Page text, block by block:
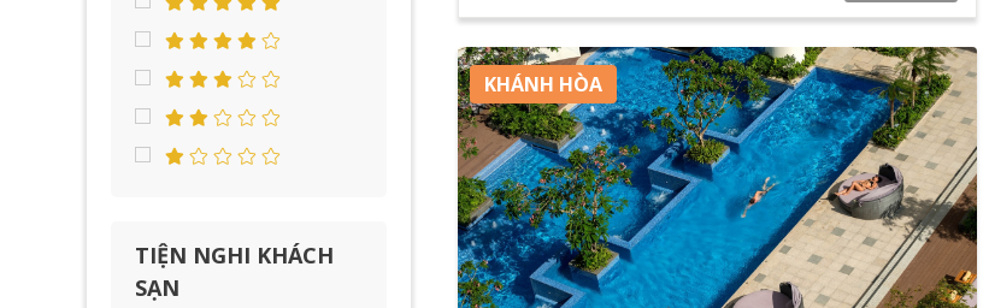
TIỆN NGHI KHÁCH
SẠN
KHÁNH HÒA